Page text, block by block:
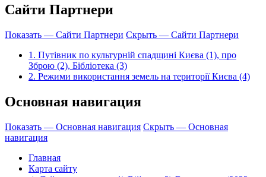
Сайти Партнери
Показать — Сайти Партнери Скрыть — Сайти Партнери
1. Путівник по культурній спадщині Києва (1), про
Зброю (2), Бібліотека (3)
2. Режими використання земель на території Києва (4)
Основная навигация
Показать — Основная навигация Скрыть — Основная
навигация
Главная
Карта сайту